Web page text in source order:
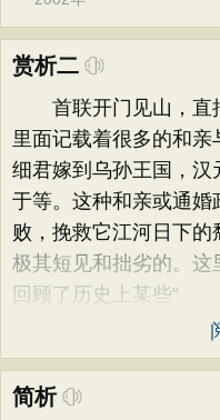
赏析二
首联开门见山，直
里面记载着很多的和
细君嫁到乌孙王国，
于等。这种和亲或通
败，挽救它江河日下
极其短见和拙劣的。这
回顾了历史上某些“
简析